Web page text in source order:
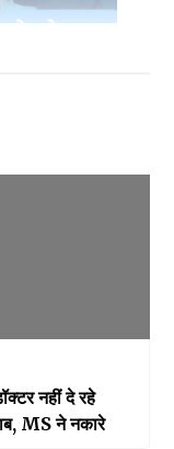
नहीं दे रहे
MS ने नकारे